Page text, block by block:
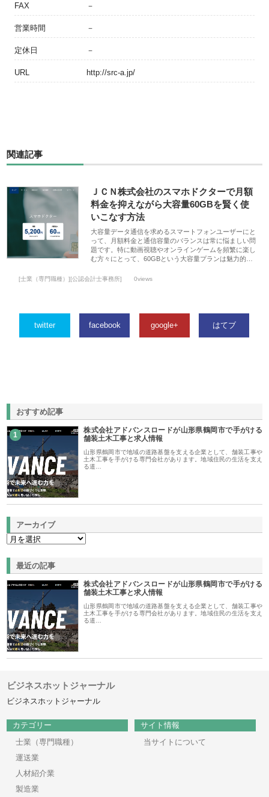
FAX －
営業時間 －
定休日 －
URL http://src-a.jp/
関連記事
ＪＣＮ株式会社のスマホドクターで月額
料金を抑えながら大容量60GBを賢く使
いこなす方法
大容量データ通信を求めるスマートフォンユーザーにと
って、月額料金と通信容量のバランスは常に悩ましい問
題です。特に動画視聴やオンラインゲームを頻繁に楽し
む方々にとって、60GBという大容量プランは魅力的…
[士業（専門職種）][公認会計士事務所] 0views
twitter facebook google+ はてブ
おすすめ記事
1
株式会社アドバンスロードが山形県鶴岡市で手がける
舗装土木工事と求人情報
山形県鶴岡市で地域の道路基盤を支える企業として、舗装工事や
土木工事を手がける専門会社があります。地域住民の生活を支え
る道…
アーカイブ
最近の記事
株式会社アドバンスロードが山形県鶴岡市で手がける
舗装土木工事と求人情報
山形県鶴岡市で地域の道路基盤を支える企業として、舗装工事や
土木工事を手がける専門会社があります。地域住民の生活を支え
る道…
ビジネスホットジャーナル
ビジネスホットジャーナル
カテゴリー
士業（専門職種）
運送業
人材紹介業
製造業
サイト情報
当サイトについて